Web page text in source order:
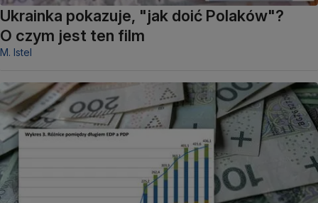
Ukrainka pokazuje, "jak doić Polaków"?
O czym jest ten film
M. Istel